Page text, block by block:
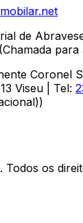
de
(Chamada
Coronel
Viseu | Tel:
)
. Todos os